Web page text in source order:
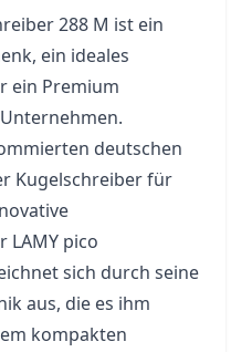
288 M ist ein
ein ideales
ein Premium
deutschen
Kugelschreiber für
LAMY pico
sich durch seine
aus, die es ihm
kompakten